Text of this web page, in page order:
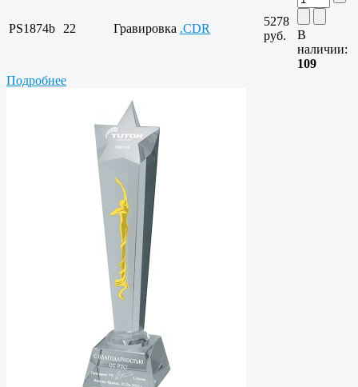
PS1874b 22 Гравировка .CDR
5278
руб.
В
наличии:
109
Подробнее